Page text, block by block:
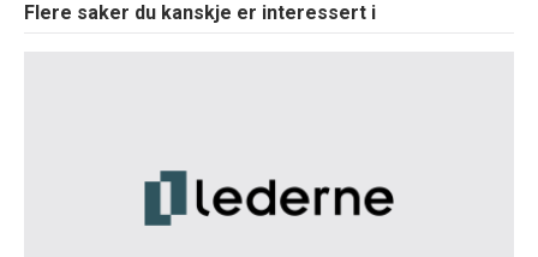
Flere saker du kanskje er interessert i